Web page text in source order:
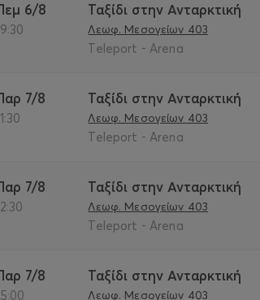
Πεμ 6/8
19:30
Ταξίδι στην Ανταρκτική
Λεωφ. Μεσογείων 403
Teleport - Arena
Παρ 7/8
11:30
Ταξίδι στην Ανταρκτική
Λεωφ. Μεσογείων 403
Teleport - Arena
Παρ 7/8
12:30
Ταξίδι στην Ανταρκτική
Λεωφ. Μεσογείων 403
Teleport - Arena
Παρ 7/8
15:00
Ταξίδι στην Ανταρκτική
Λεωφ. Μεσογείων 403